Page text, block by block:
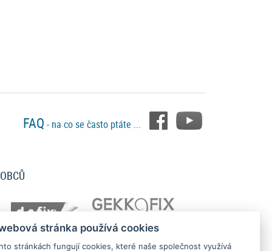
FAQ - na co se často ptáte ...
stránka používá cookies
stránkách fungují cookies, které naše společnost využívá